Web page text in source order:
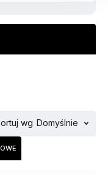
wg Domyślnie